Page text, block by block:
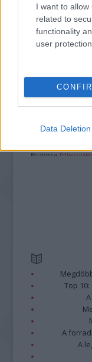
I want to
related to
functionality
user protection.
Data Deletion
„AZ EMBERT
A bejegyzés
https://
Kommentek:
minősülnek, értük a
Részletek a
Top
A
A